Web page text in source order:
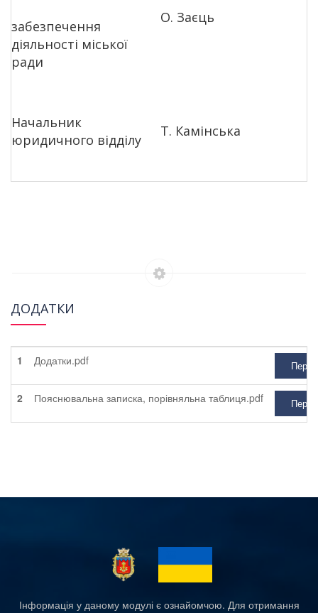
забезпечення
діяльності міської
ради
О. Заєць
Начальник
юридичного відділу
Т. Камінська
ДОДАТКИ
1 Додатки.pdf
2 Пояснювальна записка, порівняльна таблиця.pdf
Інформація у даному модулі є ознайомчою. Для отримання